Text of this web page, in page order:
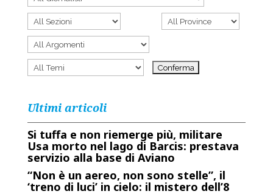
Ultimi articoli
Si tuffa e non riemerge più, militare
Usa morto nel lago di Barcis: prestava
servizio alla base di Aviano
“Non è un aereo, non sono stelle”, il
‘treno di luci’ in cielo: il mistero dell’8